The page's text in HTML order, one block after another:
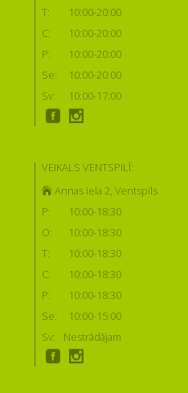
T:
10:00-20:00
C:
10:00-20:00
P:
10:00-20:00
Se:
10:00-20:00
Sv:
10:00-17:00
VEIKALS VENTSPILĪ:
Annas iela 2, Ventspils
P:
10:00-18:30
O:
10:00-18:30
T:
10:00-18:30
C:
10:00-18:30
P:
10:00-18:30
Se:
10:00-15:00
Sv:
Nestrādājam